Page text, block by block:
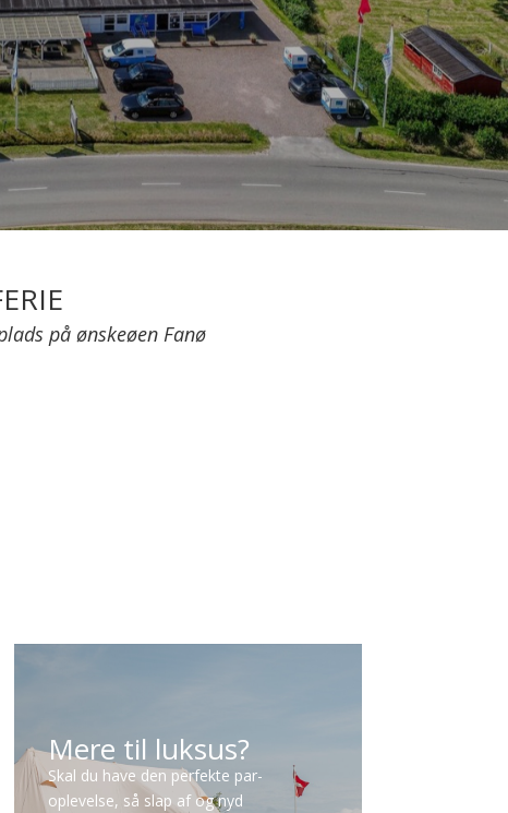
på ønskeøen Fanø
Mere til luksus?
Skal du have den perfekte par-
oplevelse, så slap af og nyd